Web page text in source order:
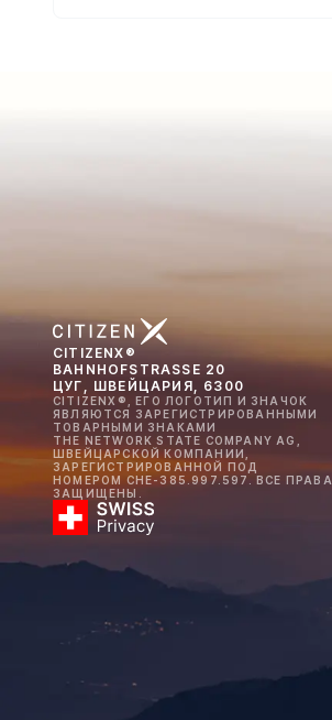
CITIZENX®
BAHNHOFSTRASSE 20
ЦУГ, ШВЕЙЦАРИЯ, 6300
CITIZENX®, ЕГО ЛОГОТИП И ЗНАЧОК
ЯВЛЯЮТСЯ ЗАРЕГИСТРИРОВАННЫМИ
ТОВАРНЫМИ ЗНАКАМИ
THE NETWORK STATE COMPANY AG,
ШВЕЙЦАРСКОЙ КОМПАНИИ,
ЗАРЕГИСТРИРОВАННОЙ ПОД
НОМЕРОМ CHE-385.997.597. ВСЕ ПРАВА
ЗАЩИЩЕНЫ.